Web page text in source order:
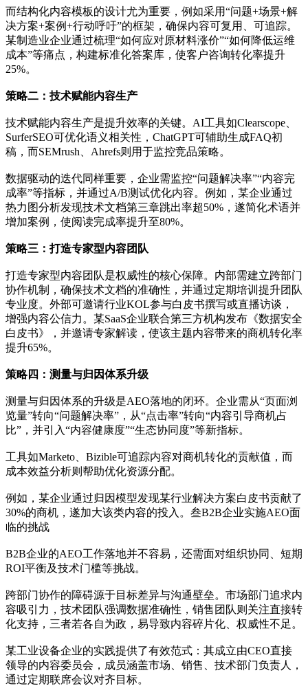
而结构化内容模板的设计尤为重要，例如采用“问题+场景+解
决方案+案例+行动呼吁”的框架，确保内容可复用、可追踪。
某制造业企业通过梳理“如何应对原材料涨价”“如何降低运维
成本”等痛点，构建标准化答案库，使客户咨询转化率提升
25%。
策略二：技术赋能内容生产
技术赋能内容生产是提升效率的关键。AI工具如Clearscope、
SurferSEO可优化语义相关性，ChatGPT可辅助生成FAQ初
稿，而SEMrush、Ahrefs则用于监控竞品策略。
数据驱动的迭代同样重要，企业需监控“问题解决率”“内容完
成率”等指标，并通过A/B测试优化内容。例如，某企业通过
热力图分析发现技术文档第三章跳出率超50%，遂简化术语并
增加案例，使阅读完成率提升至80%。
策略三：打造专家型内容团队
打造专家型内容团队是权威性的核心保障。内部需建立跨部门
协作机制，确保技术文档的准确性，并通过定期培训提升团队
专业度。外部可邀请行业KOL参与白皮书撰写或直播访谈，
增强内容公信力。某SaaS企业联合第三方机构发布《数据安全
白皮书》，并邀请专家解读，使该主题内容带来的商机转化率
提升65%。
策略四：测量与归因体系升级
测量与归因体系的升级是AEO落地的闭环。企业需从“页面浏
览量”转向“问题解决率”，从“点击率”转向“内容引导商机占
比”，并引入“内容健康度”“生态协同度”等新指标。
工具如Marketo、Bizible可追踪内容对商机转化的贡献值，而
成本效益分析则帮助优化资源分配。
例如，某企业通过归因模型发现某行业解决方案白皮书贡献了
30%的商机，遂加大该类内容的投入。叁B2B企业实施AEO面
临的挑战
B2B企业的AEO工作落地并不容易，还需面对组织协同、短期
ROI平衡及技术门槛等挑战。
跨部门协作的障碍源于目标差异与沟通壁垒。市场部门追求内
容吸引力，技术团队强调数据准确性，销售团队则关注直接转
化支持，三者若各自为政，易导致内容碎片化、权威性不足。
某工业设备企业的实践提供了有效范式：其成立由CEO直接
领导的内容委员会，成员涵盖市场、销售、技术部门负责人，
通过定期联席会议对齐目标。